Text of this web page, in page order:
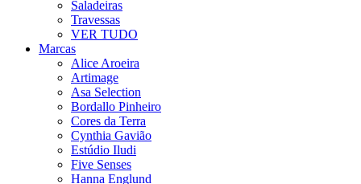
Saladeiras
Travessas
VER TUDO
Marcas
Alice Aroeira
Artimage
Asa Selection
Bordallo Pinheiro
Cores da Terra
Cynthia Gavião
Estúdio Iludi
Five Senses
Hanna Englund